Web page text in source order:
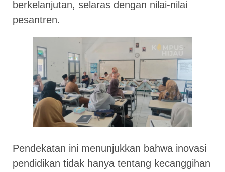
berkelanjutan, selaras dengan nilai-nilai
pesantren.
Pendekatan ini menunjukkan bahwa inovasi
pendidikan tidak hanya tentang kecanggihan